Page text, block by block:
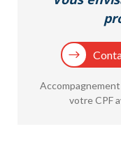
votre CPF